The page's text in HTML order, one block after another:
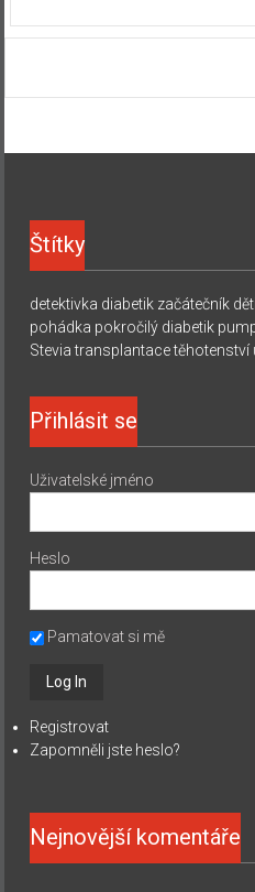
Štítky
detektivka diabetik začátečník děti
pohádka pokročilý diabetik
Stevia transplantace těhotenství
Přihlásit se
Uživatelské jméno
Heslo
Pamatovat si mě
Registrovat
Zapomněli jste heslo?
Nejnovější komentáře